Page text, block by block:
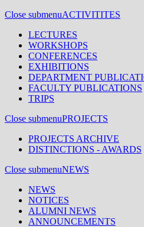
Close submenuACTIVITITES
LECTURES
WORKSHOPS
CONFERENCES
EXHIBITIONS
DEPARTMENT
FACULTY PUBLICATIONS
TRIPS
Close submenuPROJECTS
PROJECTS ARCHIVE
DISTINCTIONS - AWARDS
Close submenuNEWS
NEWS
NOTICES
ALUMNI NEWS
ANNOUNCEMENTS